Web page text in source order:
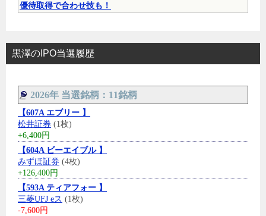
優待取得で合わせ技も！
黒澤のIPO当選履歴
2026年 当選銘柄：11銘柄
【607A エブリー 】
松井証券 (1枚)
+6,400円
【604A ビーエイブル 】
みずほ証券 (4枚)
+126,400円
【593A ティアフォー 】
三菱UFJ eス (1枚)
-7,600円